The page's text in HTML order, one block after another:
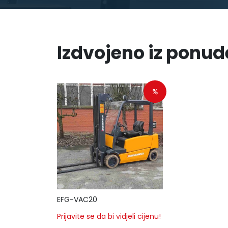
Izdvojeno iz
%
EFG-VAC20
Prijavite se da bi vidjeli cijenu!